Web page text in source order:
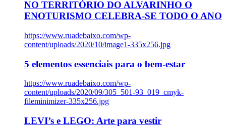
NO TERRITÓRIO DO ALVARINHO O
ENOTURISMO CELEBRA-SE TODO O ANO
https://www.ruadebaixo.com/wp-
content/uploads/2020/10/image1-335x256.jpg
5 elementos essenciais para o bem-estar
https://www.ruadebaixo.com/wp-
content/uploads/2020/09/305_501-93_019_cmyk-
fileminimizer-335x256.jpg
LEVI’s e LEGO: Arte para vestir